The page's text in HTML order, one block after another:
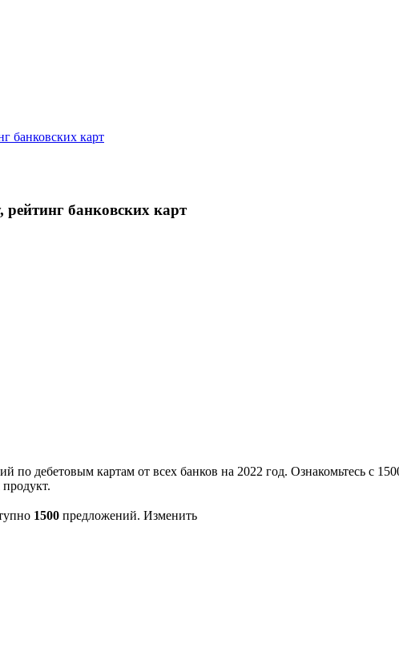
банковских карт
банковских карт
дебетовым картам от всех банков на 2022 год. Ознакомьтесь с
1500 предложений. Изменить